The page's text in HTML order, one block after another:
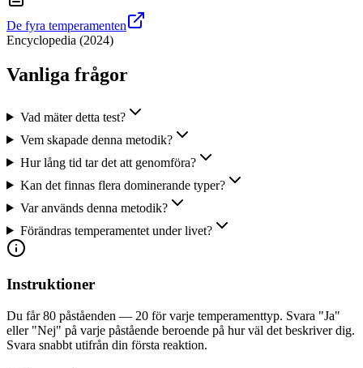
De fyra temperamenten
Encyclopedia (2024)
Vanliga frågor
Vad mäter detta test?
Vem skapade denna metodik?
Hur lång tid tar det att genomföra?
Kan det finnas flera dominerande typer?
Var används denna metodik?
Förändras temperamentet under livet?
Instruktioner
Du får 80 påståenden — 20 för varje temperamenttyp. Svara "Ja"
eller "Nej" på varje påstående beroende på hur väl det beskriver dig.
Svara snabbt utifrån din första reaktion.